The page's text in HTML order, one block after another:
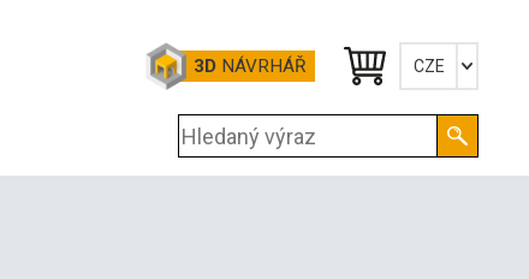
3D NÁVRHÁŘ CZE
English